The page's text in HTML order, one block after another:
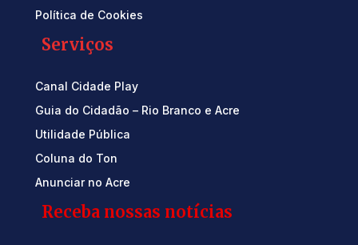
Política de Cookies
Serviços
Canal Cidade Play
Guia do Cidadão – Rio Branco e Acre
Utilidade Pública
Coluna do Ton
Anunciar no Acre
Receba nossas notícias